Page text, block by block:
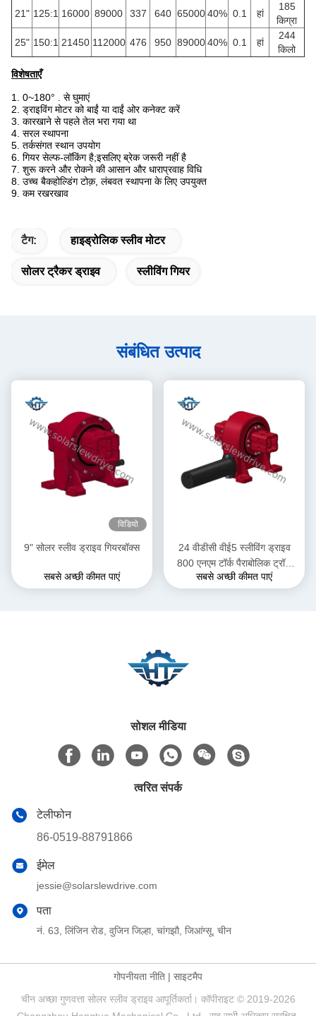
21" 125:1 16000 89000 337 640 65000 40% 0.1 हां
185
किग्रा
25" 150:1 21450 112000 476 950 89000 40% 0.1 हां
244
किलो
विशेषताएँ
1. 0~180° . से घुमाएं
2. ड्राइविंग मोटर को बाईं या दाईं ओर कनेक्ट करें
3. कारखाने से पहले तेल भरा गया था
4. सरल स्थापना
5. तर्कसंगत स्थान उपयोग
6. गियर सेल्फ-लॉकिंग है;इसलिए ब्रेक जरूरी नहीं है
7. शुरू करने और रोकने की आसान और धाराप्रवाह विधि
8. उच्च बैकहोल्डिंग टोक़, लंबवत स्थापना के लिए उपयुक्त
9. कम रखरखाव
टैग: हाइड्रोलिक स्लीव मोटर
सोलर ट्रैकर ड्राइव स्लीविंग गियर
संबंधित उत्पाद
विडियो
9" सोलर स्लीव ड्राइव गियरबॉक्स
सबसे अच्छी कीमत पाएं
24 वीडीसी वीई5 स्लीविंग ड्राइव
800 एनएम टॉर्क पैराबोलिक ट्रॉफ
अनुप्रयोगों में सोलर ट्रैकर सिस्टम के
सबसे अच्छी कीमत पाएं
सोशल मीडिया
त्वरित संपर्क
टेलीफोन
86-0519-88791866
ईमेल
jessie@solarslewdrive.com
पता
नं. 63, लिंजिन रोड, वुजिन जिल्हा, चांगझौ, जिआंग्सू, चीन
गोपनीयता नीति | साइटमैप
चीन अच्छा गुणवत्ता सोलर स्लीव ड्राइव आपूर्तिकर्ता। कॉपीराइट © 2019-2026